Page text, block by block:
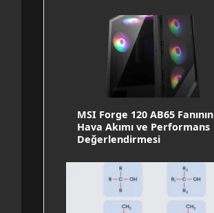
MSI Forge 120 AB65 Fanının
Hava Akımı ve Performans
Değerlendirmesi